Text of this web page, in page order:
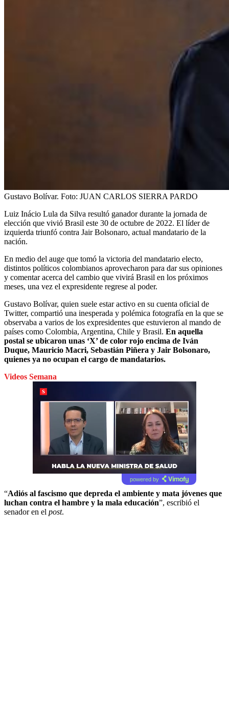
Gustavo Bolívar. Foto: JUAN CARLOS SIERRA PARDO
Luiz Inácio Lula da Silva resultó ganador durante la jornada de
elección que vivió Brasil este 30 de octubre de 2022. El líder de
izquierda triunfó contra Jair Bolsonaro, actual mandatario de la
nación.
En medio del auge que tomó la victoria del mandatario electo,
distintos políticos colombianos aprovecharon para dar sus opiniones
y comentar acerca del cambio que vivirá Brasil en los próximos
meses, una vez el expresidente regrese al poder.
Gustavo Bolívar, quien suele estar activo en su cuenta oficial de
Twitter, compartió una inesperada y polémica fotografía en la que se
observaba a varios de los expresidentes que estuvieron al mando de
países como Colombia, Argentina, Chile y Brasil. En aquella
postal se ubicaron unas ‘X’ de color rojo encima de Iván
Duque, Mauricio Macri, Sebastián Piñera y Jair Bolsonaro,
quienes ya no ocupan el cargo de mandatarios.
Videos Semana
powered by
“Adiós al fascismo que depreda el ambiente y mata jóvenes que
luchan contra el hambre y la mala educación”, escribió el
senador en el post.